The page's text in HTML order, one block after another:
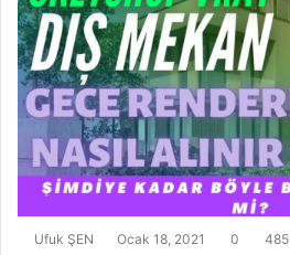
Ufuk ŞEN Ocak 18, 2021 0 485